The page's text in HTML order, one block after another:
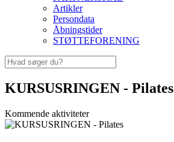
Artikler
Persondata
Åbningstider
STØTTEFORENING
KURSUSRINGEN - Pilates
Kommende aktiviteter